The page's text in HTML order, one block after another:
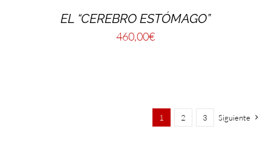
EL “CEREBRO ESTÓMAGO”
460,00€
1 2 3 Siguiente